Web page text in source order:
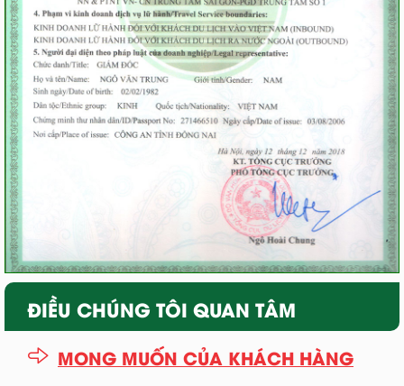
ĐIỀU CHÚNG TÔI QUAN TÂM
MONG MUỐN CỦA KHÁCH HÀNG